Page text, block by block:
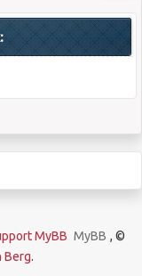
MyBB MyBB , ©
Berg.